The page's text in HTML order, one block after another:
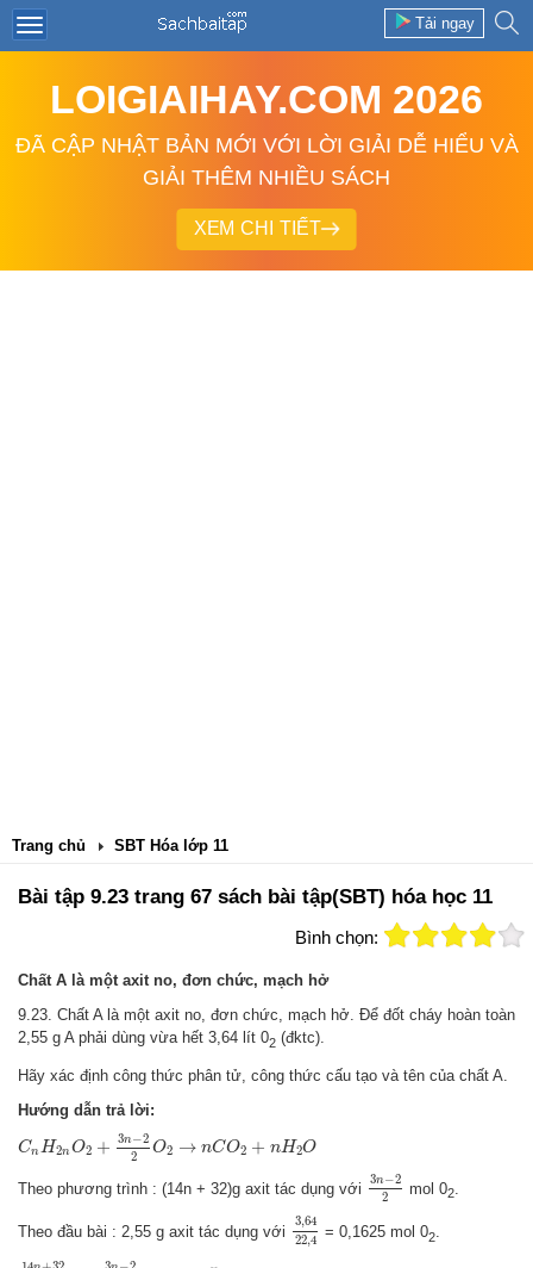
Tải ngay
LOIGIAIHAY.COM 2026
ĐÃ CẬP NHẬT BẢN MỚI VỚI LỜI GIẢI DỄ HIỂU VÀ
GIẢI THÊM NHIỀU SÁCH
XEM CHI TIẾT
Trang chủ SBT Hóa lớp 11
Bài tập 9.23 trang 67 sách bài tập(SBT) hóa học 11
Bình chọn:
Chất A là một axit no, đơn chức, mạch hở
9.23. Chất A là một axit no, đơn chức, mạch hở. Để đốt cháy hoàn toàn
2,55 g A phải dùng vừa hết 3,64 lít 02 (đktc).
Hãy xác định công thức phân tử, công thức cấu tạo và tên của chất A.
Hướng dẫn trả lời:
CnH2nO2 + 3n−2
2
O2 → nCO2 + nH2O
n− 22
Theo phương trình : (14n + 32)g axit tác dụng với 3n−2
2
3n −2
mol 02.
Theo đầu bài : 2,55 g axit tác dụng với
3,64
22,4
3,64
= 0,1625 mol 02
14n +32 55= n